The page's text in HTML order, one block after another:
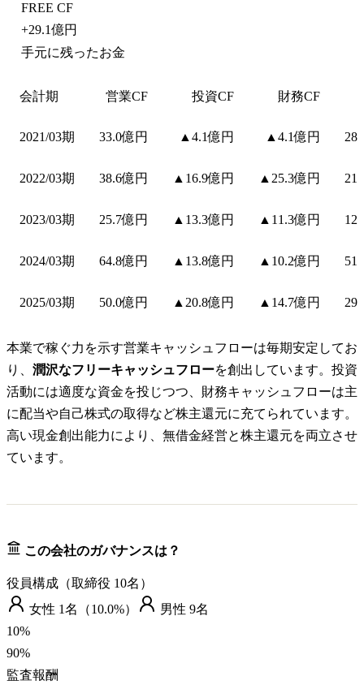
FREE CF
+29.1億円
手元に残ったお金
会計期 営業CF 投資CF 財務CF
2021/03期 33.0億円 ▲4.1億円 ▲4.1億円
2022/03期 38.6億円 ▲16.9億円 ▲25.3億円
2023/03期 25.7億円 ▲13.3億円 ▲11.3億円
2024/03期 64.8億円 ▲13.8億円 ▲10.2億円
2025/03期 50.0億円 ▲20.8億円 ▲14.7億円
本業で稼ぐ力を示す営業キャッシュフローは毎期安定してお
り、 潤沢なフリーキャッシュフローを創出しています。投資
活動には適度な資金を投じつつ、財務キャッシュフローは主
に配当や自己株式の取得など株主還元に充てられています。
高い現金創出能力により、無借金経営と株主還元を両立させ
ています。
この会社のガバナンスは？
役員構成（取締役 10名）
女性 1名（10.0%） 男性 9名
10%
90%
監査報酬